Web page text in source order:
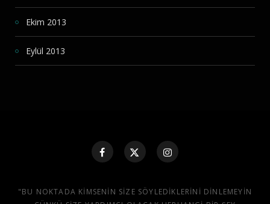
Ekim 2013
Eylül 2013
"BU NOKTADA KIMSENIN SIZE SÖYLEDIKLERINI DINLEMEYIN